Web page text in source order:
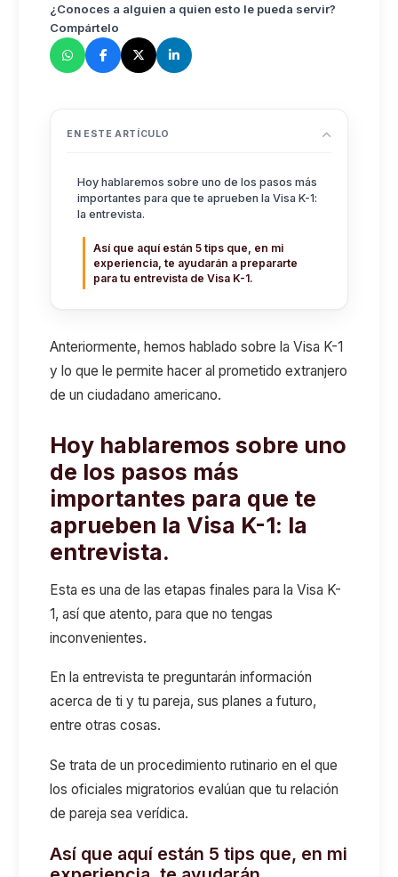
¿Conoces a alguien a quien esto le pueda servir?
Compártelo
EN ESTE ARTÍCULO
Hoy hablaremos sobre uno de los pasos más
importantes para que te aprueben la Visa K-1:
la entrevista.
Así que aquí están 5 tips que, en mi
experiencia, te ayudarán a prepararte
para tu entrevista de Visa K-1.
Anteriormente, hemos hablado sobre la Visa K-1
y lo que le permite hacer al prometido extranjero
de un ciudadano americano.
Hoy hablaremos sobre uno
de los pasos más
importantes para que te
aprueben la Visa K-1: la
entrevista.
Esta es una de las etapas finales para la Visa K-
1, así que atento, para que no tengas
inconvenientes.
En la entrevista te preguntarán información
acerca de ti y tu pareja, sus planes a futuro,
entre otras cosas.
Se trata de un procedimiento rutinario en el que
los oficiales migratorios evalúan que tu relación
de pareja sea verídica.
Así que aquí están 5 tips que, en mi